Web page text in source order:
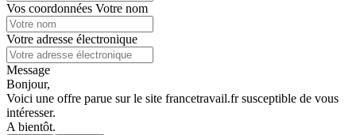
Vos coordonnées Votre nom
Votre adresse électronique
Message
Bonjour,
Voici une offre parue sur le site francetravail.fr susceptible de vous
intéresser.
A bientôt.